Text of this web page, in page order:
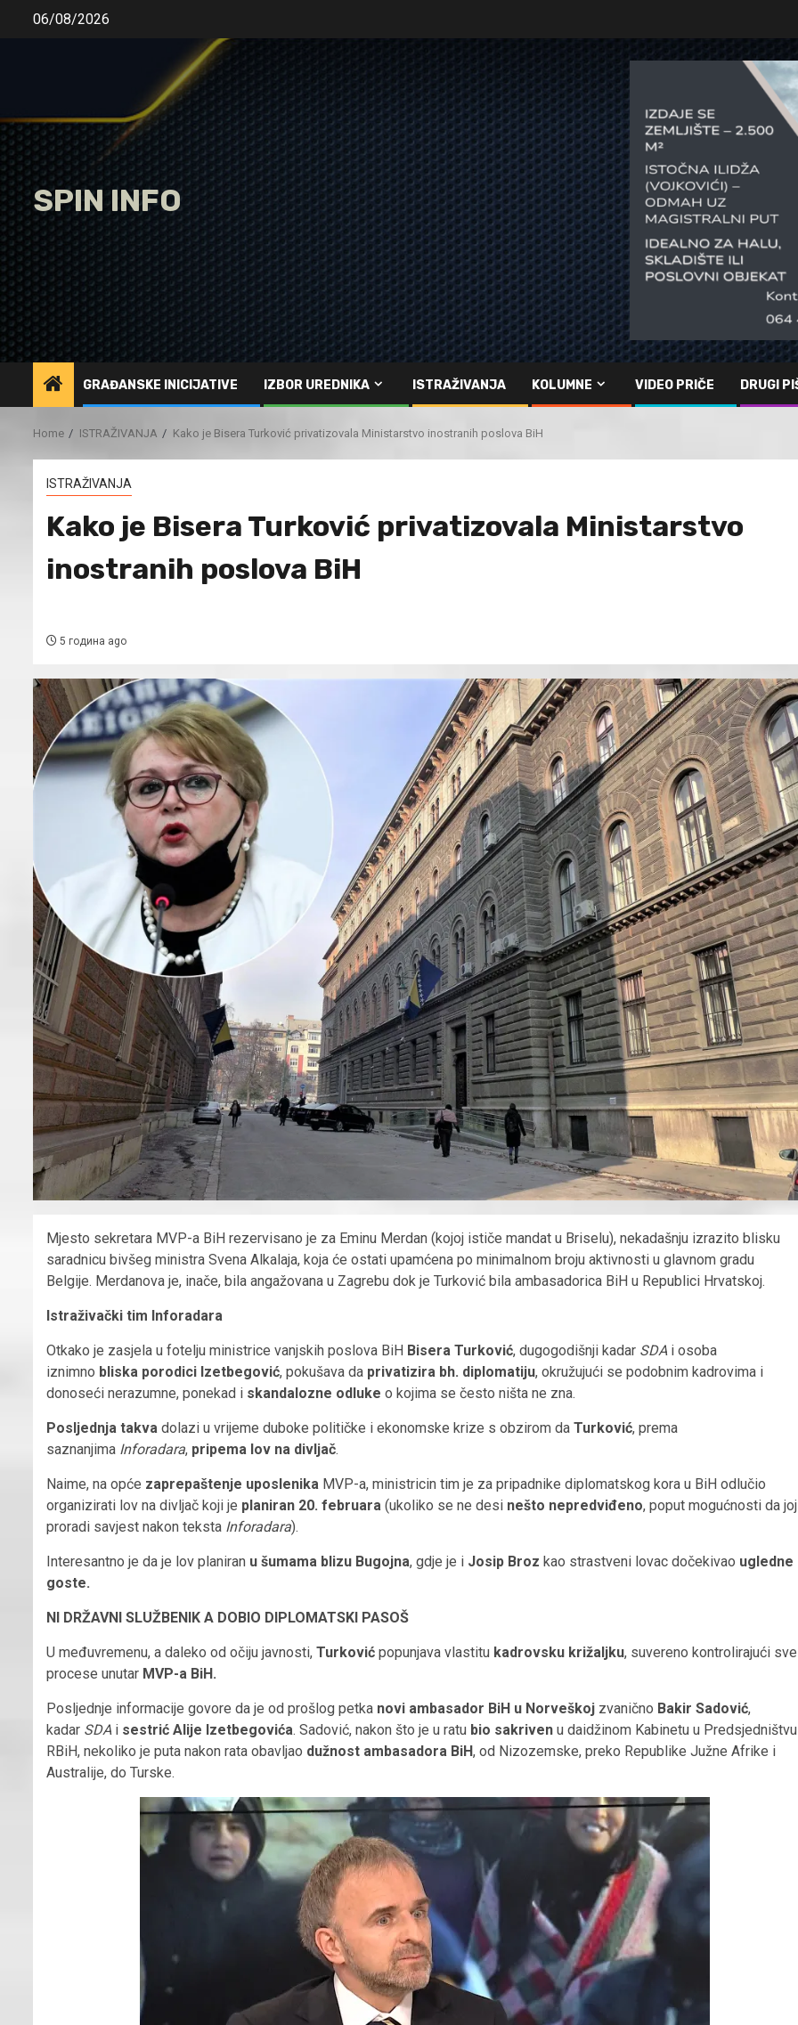
06/08/2026
SPIN INFO
GRAĐANSKE INICIJATIVE IZBOR UREDNIKA ISTRAŽIVANJA KOLUMNE VIDEO PRIČE DRUGI
Home ISTRAŽIVANJA Kako je Bisera Turković privatizovala Ministarstvo inostranih poslova BiH
ISTRAŽIVANJA
Kako je Bisera Turković privatizovala Ministarstvo
inostranih poslova BiH
5 година ago
Mjesto sekretara MVP-a BiH rezervisano je za Eminu Merdan (kojoj ističe mandat u Briselu), nekadašnju izrazito blisku
saradnicu bivšeg ministra Svena Alkalaja, koja će ostati upamćena po minimalnom broju aktivnosti u glavnom gradu
Belgije. Merdanova je, inače, bila angažovana u Zagrebu dok je Turković bila ambasadorica BiH u Republici Hrvatskoj.
Istraživački tim Inforadara
Otkako je zasjela u fotelju ministrice vanjskih poslova BiH Bisera Turković, dugogodišnji kadar SDAi osoba
iznimno bliska porodici Izetbegović, pokušava da privatizira bh. diplomatiju, okružujući se podobnim kadrovima i
donoseći nerazumne, ponekad i skandalozne odluke o kojima se često ništa ne zna.
Posljednja takva dolazi u vrijeme duboke političke i ekonomske krize s obzirom da Turković, prema
saznanjima Inforadara, pripema lov na divljač.
Naime, na opće zaprepaštenje uposlenika MVP-a, ministricin tim je za pripadnike diplomatskog kora u BiH odlučio
organizirati lov na divljač koji je planiran 20. februara (ukoliko se ne desi nešto nepredviđeno, poput mogućnosti da joj
proradi savjest nakon teksta Inforadara).
Interesantno je da je lov planiran u šumama blizu Bugojna, gdje je i Josip Broz kao strastveni lovac dočekivao ugledne
goste.
NI DRŽAVNI SLUŽBENIK A DOBIO DIPLOMATSKI PASOŠ
U međuvremenu, a daleko od očiju javnosti, Turković popunjava vlastitu kadrovsku križaljku, suvereno kontrolirajući sve
procese unutar MVP-a BiH.
Posljednje informacije govore da je od prošlog petka novi ambasador BiH u Norveškoj zvanično Bakir Sadović,
kadar SDAi sestrić Alije Izetbegovića. Sadović, nakon što je u ratu bio sakriven u daidžinom Kabinetu u Predsjedništvu
RBiH, nekoliko je puta nakon rata obavljao dužnost ambasadora BiH, od Nizozemske, preko Republike Južne Afrike i
Australije, do Turske.